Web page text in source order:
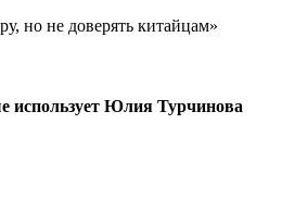
но не доверять китайцам»
использует Юлия Турчинова